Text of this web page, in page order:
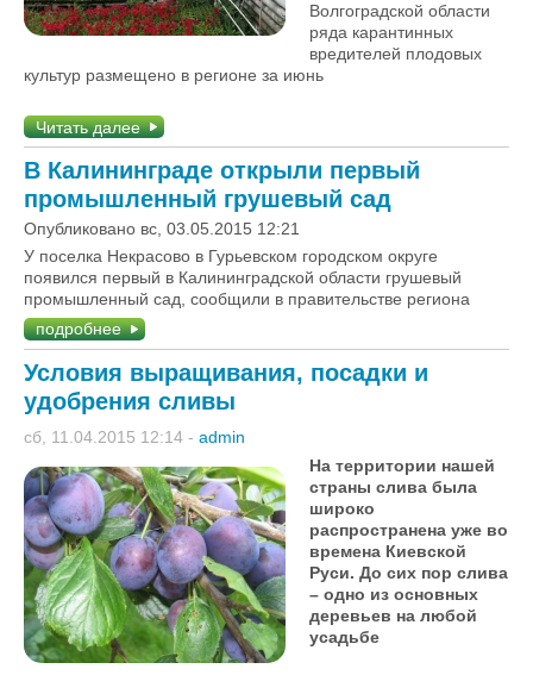
Волгоградской области
ряда карантинных
вредителей плодовых
культур размещено в регионе за июнь
Читать далее
В Калининграде открыли первый
промышленный грушевый сад
Опубликовано вс, 03.05.2015 12:21
У поселка Некрасово в Гурьевском городском округе
появился первый в Калининградской области грушевый
промышленный сад, сообщили в правительстве региона
подробнее
Условия выращивания, посадки и
удобрения сливы
сб, 11.04.2015 12:14 - admin
На территории нашей
страны слива была
широко
распространена уже во
времена Киевской
Руси. До сих пор слива
– одно из основных
деревьев на любой
усадьбе